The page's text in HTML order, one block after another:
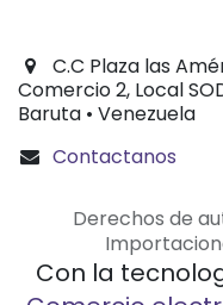
C.C Plaza las
Comercio 2, Local
Baruta • Venezuela
Contactanos
Derechos de
Con la